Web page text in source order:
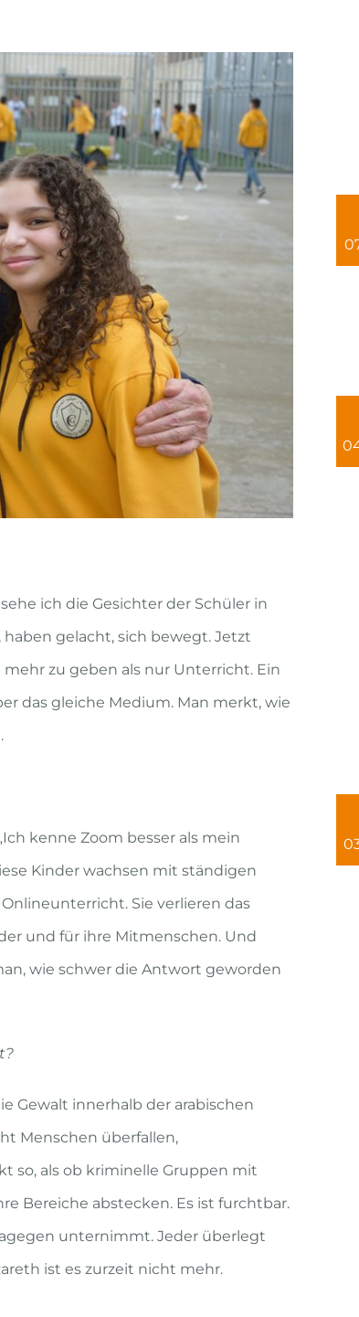
ich die Gesichter der Schüler in
gelacht, sich bewegt. Jetzt
zu geben als nur Unterricht. Ein
das gleiche Medium. Man merkt, wie
kenne Zoom besser als mein
Kinder wachsen mit ständigen
Sie verlieren das
und für ihre Mitmenschen. Und
wie schwer die Antwort geworden
Gewalt innerhalb der arabischen
Menschen überfallen,
so, als ob kriminelle Gruppen mit
Bereiche abstecken. Es ist furchtbar.
unternimmt. Jeder überlegt
ist es zurzeit nicht mehr.